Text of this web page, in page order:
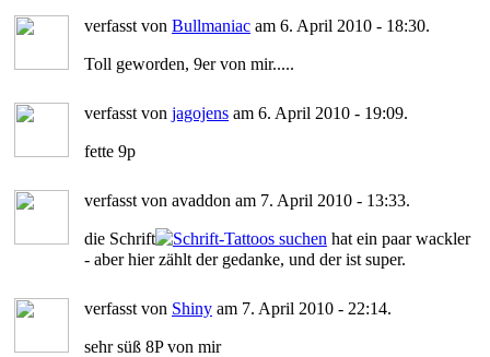
verfasst von Bullmaniac am 6. April 2010 - 18:30.
Toll geworden, 9er von mir.....
verfasst von jagojens am 6. April 2010 - 19:09.
fette 9p
verfasst von avaddon am 7. April 2010 - 13:33.
die Schrift
hat ein paar wackler
- aber hier zählt der gedanke, und der ist super.
verfasst von Shiny am 7. April 2010 - 22:14.
sehr süß 8P von mir